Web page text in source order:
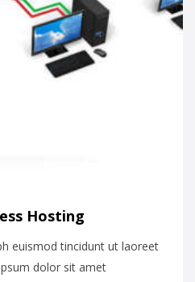
Hosting
euismod tincidunt ut laoreet
dolor sit amet